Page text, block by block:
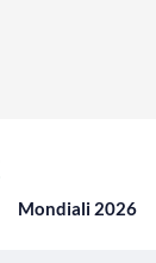
Mondiali 2026